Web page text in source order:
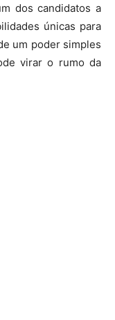
dos candidatos a
únicas para
um poder simples
virar o rumo da